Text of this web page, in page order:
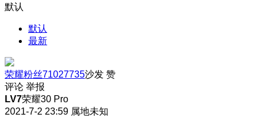
默认
默认
最新
荣耀粉丝71027735沙发 赞
评论 举报
LV7荣耀30 Pro
2021-7-2 23:59 属地未知